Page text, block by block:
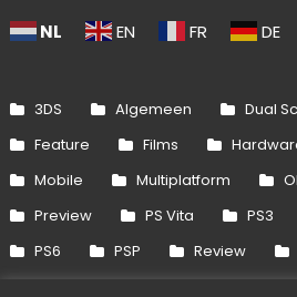
NL EN FR DE
3DS Algemeen Dual
Feature
Films
Mobile
Multiplatform
Preview
PS Vita PS3
PS6
PSP Review